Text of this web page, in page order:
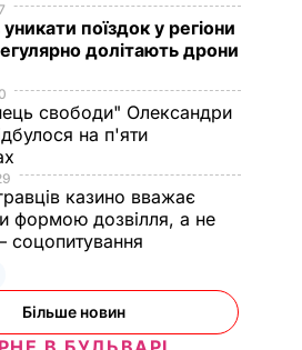
уникати поїздок у регіони
долітають дрони
свободи" Олександри
на п'яти
казино вважає
формою дозвілля, а не
соцопитування
Більше новин